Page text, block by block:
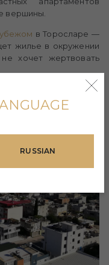
вершины.
в Торосларе —
жилье в окружении
хочет жертвовать
RUSSIAN